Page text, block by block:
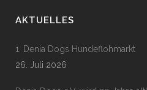
AKTUELLES
1. Denia Dogs Hundeflohmarkt
26. Juli 2026